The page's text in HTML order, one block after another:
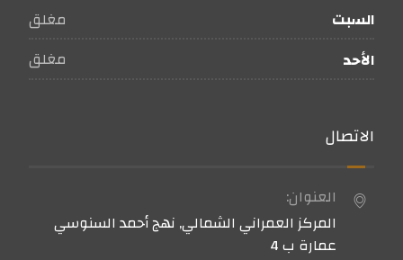
السبت
مغلق
الأحد
مغلق
الاتصال
العنوان:
المركز العمراني الشمالي, نهج أحمد السنوسي
عمارة ب 4